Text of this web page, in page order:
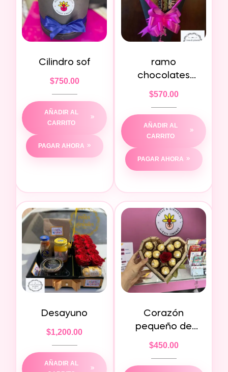
Cilindro sof
$750.00
AÑADIR AL
CARRITO
PAGAR AHORA
ramo
chocolates
gerberas
$570.00
AÑADIR AL
CARRITO
PAGAR AHORA
Desayuno
$1,200.00
AÑADIR AL
Corazón
pequeño de
chocolates
$450.00